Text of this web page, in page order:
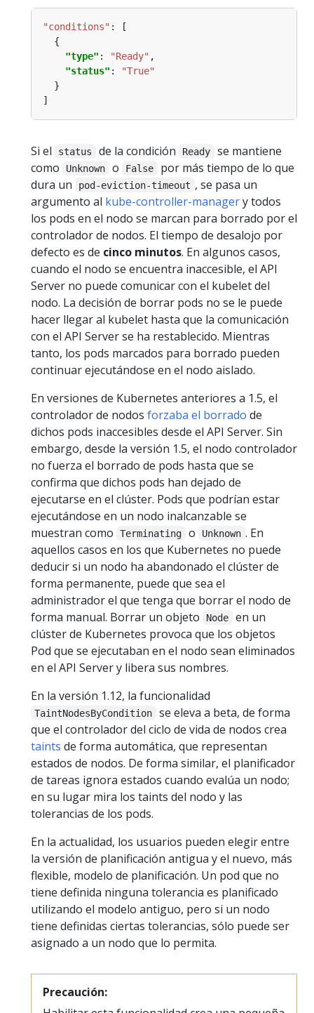
"conditions" :
"type" : "Ready"
"status" :
"True"
Si el status de la condición Ready
se mantiene
como
Unknown o False
por más tiempo de lo que
dura un
pod-eviction-timeout , se pasa un
argumento al kube-controller-managery todos
los pods en el nodo se marcan para borrado por el
controlador de nodos. El tiempo de desalojo por
defecto es de cinco minutos. En algunos casos,
cuando el nodo se encuentra inaccesible, el API
Server no puede comunicar con el kubelet del
nodo. La decisión de borrar pods no se le puede
hacer llegar al kubelet hasta que la comunicación
con el API Server se ha restablecido. Mientras
tanto, los pods marcados para borrado pueden
continuar ejecutándose en el nodo aislado.
En versiones de Kubernetes anteriores a 1.5, el
controlador de nodos forzaba el borrado de
dichos pods inaccesibles desde el API Server. Sin
embargo, desde la versión 1.5, el nodo controlador
no fuerza el borrado de pods hasta que se
confirma que dichos pods han dejado de
ejecutarse en el clúster. Pods que podrían estar
ejecutándose en un nodo inalcanzable se
muestran como
Terminating o Unknown . En
aquellos casos en los que Kubernetes no puede
deducir si un nodo ha abandonado el clúster de
forma permanente, puede que sea el
administrador el que tenga que borrar el nodo de
forma manual. Borrar un objeto
Node
en un
clúster de Kubernetes provoca que los objetos
Pod que se ejecutaban en el nodo sean eliminados
en el API Server y libera sus nombres.
En la versión 1.12, la funcionalidad
TaintNodesByCondition
se eleva a beta, de forma
que el controlador del ciclo de vida de nodos crea
taints de forma automática, que representan
estados de nodos. De forma similar, el planificador
de tareas ignora estados cuando evalúa un nodo;
en su lugar mira los taints del nodo y las
tolerancias de los pods.
En la actualidad, los usuarios pueden elegir entre
la versión de planificación antigua y el nuevo, más
flexible, modelo de planificación. Un pod que no
tiene definida ninguna tolerancia es planificado
utilizando el modelo antiguo, pero si un nodo
tiene definidas ciertas tolerancias, sólo puede ser
asignado a un nodo que lo permita.
Precaución: